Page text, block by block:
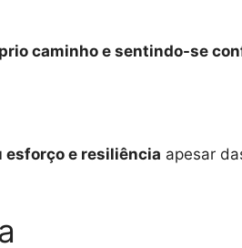
caminho e sentindo-se
esforço e resiliência apesar